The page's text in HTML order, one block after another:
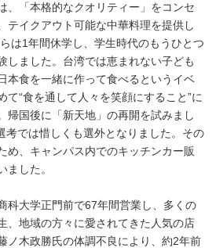
、「本格的なクオリティー」をコンセ
テイクアウト可能な中華料理を提供し
は1年間休学し、学生時代のもうひとつ
しました。台湾では恵まれない子ども
本食を一緒に作って食べるというイベ
て“食を通して人々を笑顔にすること”に
帰国後に「新天地」の再開を試みまし
考では惜しくも選外となりました。その
め、キャンパス内でのキッチンカー販
ました。
科大学正門前で67年間営業し、多くの
、地域の方々に愛されてきた人気の店
ノ木政勝氏の体調不良により、約2年前